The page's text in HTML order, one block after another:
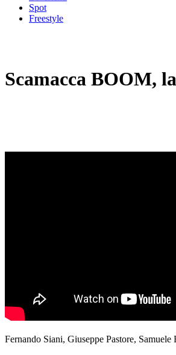
Spot
Freestyle
Scamacca BOOM,
Fernando Siani, Giuseppe Pastore,